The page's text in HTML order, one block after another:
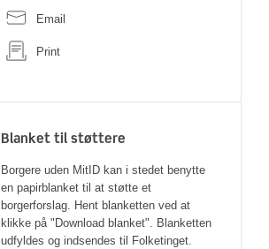
Email
Print
Blanket til støttere
Borgere uden MitID kan i stedet benytte
en papirblanket til at støtte et
borgerforslag. Hent blanketten ved at
klikke på "Download blanket". Blanketten
udfyldes og indsendes til Folketinget.